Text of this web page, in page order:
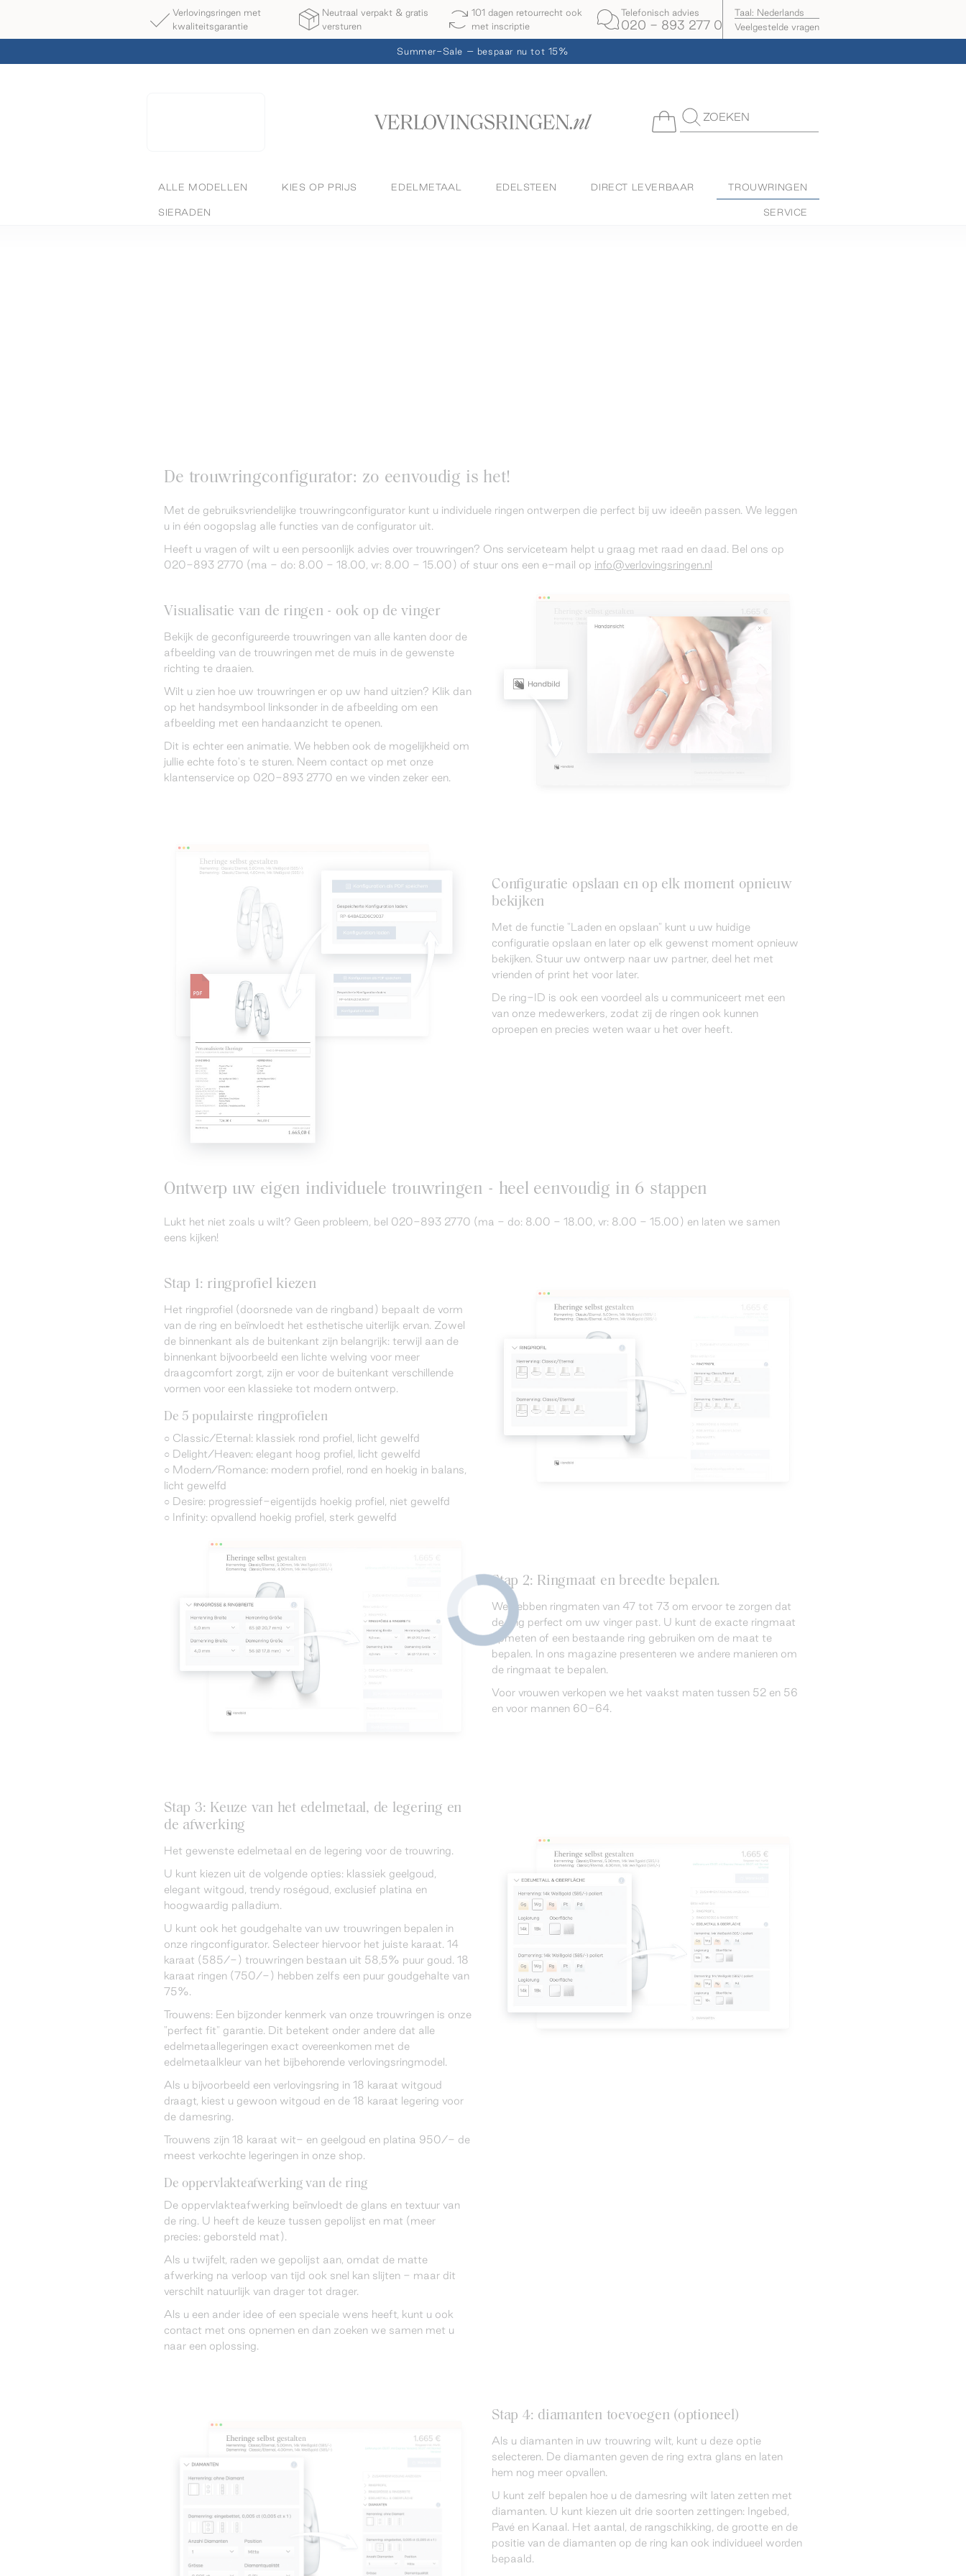
Verlovingsringen met
kwaliteitsgarantie
Neutraal verpakt & gratis
versturen
101 dagen retourrecht ook
met inscriptie
Telefonisch advies
020 - 893 277 0
Taal: Nederlands
Veelgestelde vragen
Summer-Sale – bespaar nu tot 15%
ZOEKEN
ALLE MODELLEN KIES OP PRIJS EDELMETAAL EDELSTEEN DIRECT LEVERBAAR TROUWRINGEN
SIERADEN SERVICE
De trouwringconfigurator: zo eenvoudig is het!
Met de gebruiksvriendelijke trouwringconfigurator kunt u individuele ringen ontwerpen die perfect bij uw ideeën passen. We leggen
u in één oogopslag alle functies van de configurator uit.
Heeft u vragen of wilt u een persoonlijk advies over trouwringen? Ons serviceteam helpt u graag met raad en daad. Bel ons op
020-893 2770 (ma - do: 8.00 - 18.00, vr: 8.00 - 15.00) of stuur ons een e-mail op info@verlovingsringen.nl
Visualisatie van de ringen - ook op de vinger
Bekijk de geconfigureerde trouwringen van alle kanten door de
afbeelding van de trouwringen met de muis in de gewenste
richting te draaien.
Wilt u zien hoe uw trouwringen er op uw hand uitzien? Klik dan
op het handsymbool linksonder in de afbeelding om een
afbeelding met een handaanzicht te openen.
Dit is echter een animatie. We hebben ook de mogelijkheid om
jullie echte foto's te sturen. Neem contact op met onze
klantenservice op 020-893 2770 en we vinden zeker een.
Configuratie opslaan en op elk moment opnieuw
bekijken
Met de functie "Laden en opslaan" kunt u uw huidige
configuratie opslaan en later op elk gewenst moment opnieuw
bekijken. Stuur uw ontwerp naar uw partner, deel het met
vrienden of print het voor later.
De ring-ID is ook een voordeel als u communiceert met een
van onze medewerkers, zodat zij de ringen ook kunnen
oproepen en precies weten waar u het over heeft.
Ontwerp uw eigen individuele trouwringen - heel eenvoudig in 6 stappen
Lukt het niet zoals u wilt? Geen probleem, bel 020-893 2770 (ma - do: 8.00 - 18.00, vr: 8.00 - 15.00) en laten we samen
eens kijken!
Stap 1: ringprofiel kiezen
Het ringprofiel (doorsnede van de ringband) bepaalt de vorm
van de ring en beïnvloedt het esthetische uiterlijk ervan. Zowel
de binnenkant als de buitenkant zijn belangrijk: terwijl aan de
binnenkant bijvoorbeeld een lichte welving voor meer
draagcomfort zorgt, zijn er voor de buitenkant verschillende
vormen voor een klassieke tot modern ontwerp.
De 5 populairste ringprofielen
○ Classic/Eternal: klassiek rond profiel, licht gewelfd
○ Delight/Heaven: elegant hoog profiel, licht gewelfd
○ Modern/Romance: modern profiel, rond en hoekig in balans,
licht gewelfd
○ Desire: progressief-eigentijds hoekig profiel, niet gewelfd
○ Infinity: opvallend hoekig profiel, sterk gewelfd
Stap 2: Ringmaat en breedte bepalen.
We hebben ringmaten van 47 tot 73 om ervoor te zorgen dat
de ring perfect om uw vinger past. U kunt de exacte ringmaat
opmeten of een bestaande ring gebruiken om de maat te
bepalen. In ons magazine presenteren we andere manieren om
de ringmaat te bepalen.
Voor vrouwen verkopen we het vaakst maten tussen 52 en 56
en voor mannen 60-64.
Stap 3: Keuze van het edelmetaal, de legering en
de afwerking
Het gewenste edelmetaal en de legering voor de trouwring.
U kunt kiezen uit de volgende opties: klassiek geelgoud,
elegant witgoud, trendy roségoud, exclusief platina en
hoogwaardig palladium.
U kunt ook het goudgehalte van uw trouwringen bepalen in
onze ringconfigurator. Selecteer hiervoor het juiste karaat. 14
karaat (585/-) trouwringen bestaan uit 58,5% puur goud. 18
karaat ringen (750/-) hebben zelfs een puur goudgehalte van
75%.
Trouwens: Een bijzonder kenmerk van onze trouwringen is onze
"perfect fit" garantie. Dit betekent onder andere dat alle
edelmetaallegeringen exact overeenkomen met de
edelmetaalkleur van het bijbehorende verlovingsringmodel.
Als u bijvoorbeeld een verlovingsring in 18 karaat witgoud
draagt, kiest u gewoon witgoud en de 18 karaat legering voor
de damesring.
Trouwens zijn 18 karaat wit- en geelgoud en platina 950/- de
meest verkochte legeringen in onze shop.
De oppervlakteafwerking van de ring
De oppervlakteafwerking beïnvloedt de glans en textuur van
de ring. U heeft de keuze tussen gepolijst en mat (meer
precies: geborsteld mat).
Als u twijfelt, raden we gepolijst aan, omdat de matte
afwerking na verloop van tijd ook snel kan slijten - maar dit
verschilt natuurlijk van drager tot drager.
Als u een ander idee of een speciale wens heeft, kunt u ook
contact met ons opnemen en dan zoeken we samen met u
naar een oplossing.
Stap 4: diamanten toevoegen (optioneel)
Als u diamanten in uw trouwring wilt, kunt u deze optie
selecteren. De diamanten geven de ring extra glans en laten
hem nog meer opvallen.
U kunt zelf bepalen hoe u de damesring wilt laten zetten met
diamanten. U kunt kiezen uit drie soorten zettingen: Ingebed,
Pavé en Kanaal. Het aantal, de rangschikking, de grootte en de
positie van de diamanten op de ring kan ook individueel worden
bepaald.